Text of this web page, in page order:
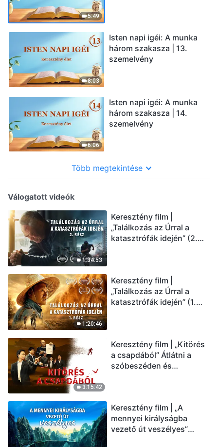
5:49
8:03
Isten napi igéi: A munka
három szakasza | 13.
szemelvény
6:06
Isten napi igéi: A munka
három szakasza | 14.
szemelvény
Több megtekintése
Válogatott videók
1:34:53
Keresztény film |
„Találkozás az Úrral a
katasztrófák idején” (2.
országába? (Magyar
szinkron)
1:20:46
Keresztény film |
„Találkozás az Úrral a
katasztrófák idején” (1.
3:15:42
Keresztény film | „Kitörés
a csapdából” Átlátni a
szóbeszéden és
Keresztény film | „A
mennyei királyságba
vezető út veszélyes”